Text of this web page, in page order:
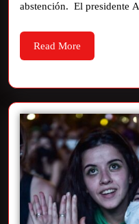
abstención. El presidente
Read More